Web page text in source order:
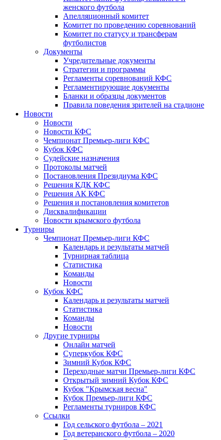
женского футбола
Апелляционный комитет
Комитет по проведению соревнований
Комитет по статусу и трансферам
футболистов
Документы
Учредительные документы
Стратегии и программы
Регламенты соревнований КФС
Регламентирующие документы
Бланки и образцы документов
Правила поведения зрителей на стадионе
Новости
Новости
Новости КФС
Чемпионат Премьер-лиги КФС
Кубок КФС
Судейские назначения
Протоколы матчей
Постановления Президиума КФС
Решения КДК КФС
Решения АК КФС
Решения и постановления комитетов
Дисквалификации
Новости крымского футбола
Турниры
Чемпионат Премьер-лиги КФС
Календарь и результаты матчей
Турнирная таблица
Статистика
Команды
Новости
Кубок КФС
Календарь и результаты матчей
Статистика
Команды
Новости
Другие турниры
Онлайн матчей
Суперкубок КФС
Зимний Кубок КФС
Переходные матчи Премьер-лиги КФС
Открытый зимний Кубок КФС
Кубок "Крымская весна"
Кубок Премьер-лиги КФС
Регламенты турниров КФС
Ссылки
Год сельского футбола – 2021
Год ветеранского футбола – 2020